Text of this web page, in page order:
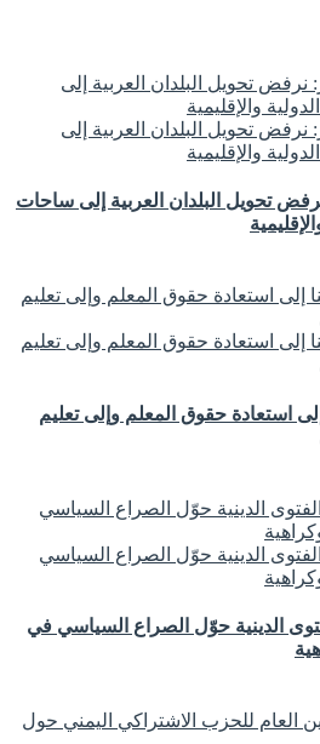
تحويل البلدان العربية إلى ساحات
استعادة حقوق المعلم وإلى تعليم
الدينية حوّل الصراع السياسي في